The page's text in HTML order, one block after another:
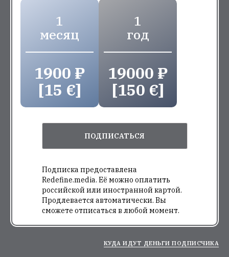
1
месяц
1900 ₽
[15 €]
1
год
19000 ₽
[150 €]
ПОДПИСАТЬСЯ
Подписка предоставлена
Redefine.media. Её можно оплатить
российской или иностранной картой.
Продлевается автоматически. Вы
сможете отписаться в любой момент.
КУДА ИДУТ ДЕНЬГИ ПОДПИСЧИКА